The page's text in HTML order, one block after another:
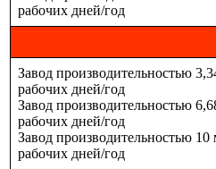
рабочих дней/год
Завод производительностью
рабочих дней/год
Завод производительностью
рабочих дней/год
Завод производительностью
рабочих дней/год